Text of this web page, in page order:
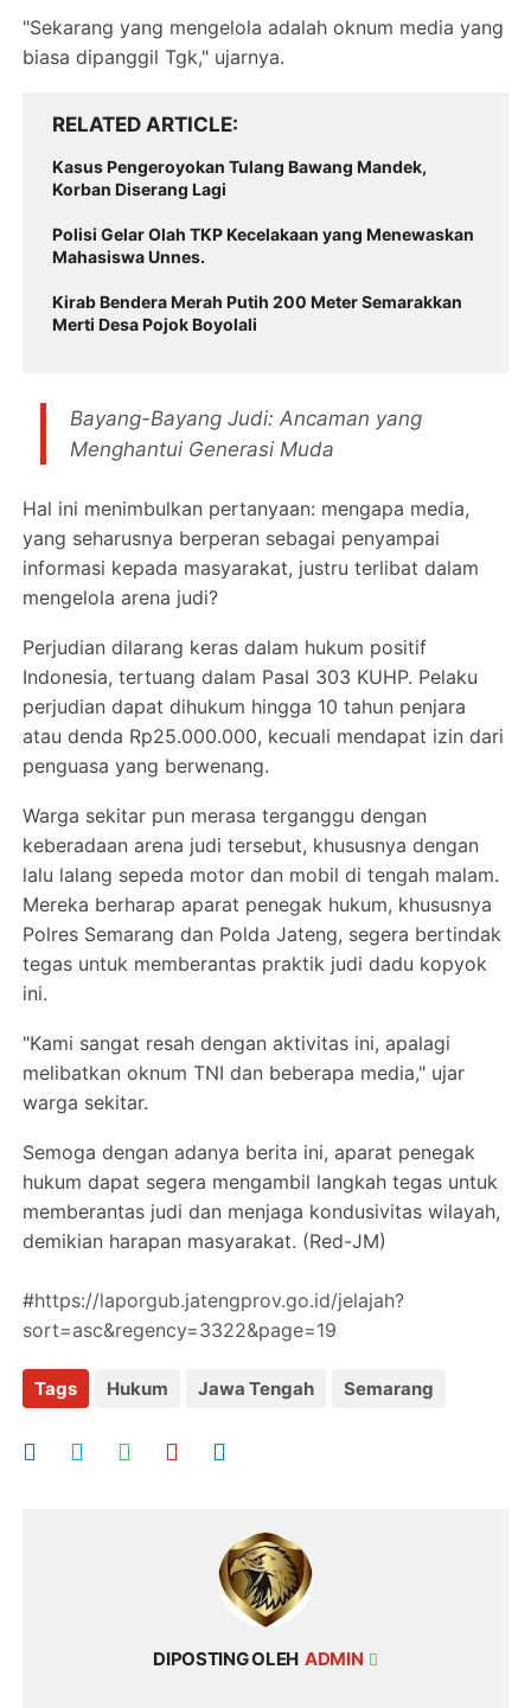
"Sekarang yang mengelola adalah oknum media yang
biasa dipanggil Tgk," ujarnya.
RELATED ARTICLE
Kasus Pengeroyokan Tulang Bawang Mandek,
Korban Diserang Lagi
Polisi Gelar Olah TKP Kecelakaan yang Menewaskan
Mahasiswa Unnes.
Kirab Bendera Merah Putih 200 Meter Semarakkan
Merti Desa Pojok Boyolali
Bayang-Bayang Judi: Ancaman yang
Menghantui Generasi Muda
Hal ini menimbulkan pertanyaan: mengapa media,
yang seharusnya berperan sebagai penyampai
informasi kepada masyarakat, justru terlibat dalam
mengelola arena judi?
Perjudian dilarang keras dalam hukum positif
Indonesia, tertuang dalam Pasal 303 KUHP. Pelaku
perjudian dapat dihukum hingga 10 tahun penjara
atau denda Rp25.000.000, kecuali mendapat izin dari
penguasa yang berwenang.
Warga sekitar pun merasa terganggu dengan
keberadaan arena judi tersebut, khususnya dengan
lalu lalang sepeda motor dan mobil di tengah malam.
Mereka berharap aparat penegak hukum, khususnya
Polres Semarang dan Polda Jateng, segera bertindak
tegas untuk memberantas praktik judi dadu kopyok
ini.
"Kami sangat resah dengan aktivitas ini, apalagi
melibatkan oknum TNI dan beberapa media," ujar
warga sekitar.
Semoga dengan adanya berita ini, aparat penegak
hukum dapat segera mengambil langkah tegas untuk
memberantas judi dan menjaga kondusivitas wilayah,
demikian harapan masyarakat. (Red-JM)
#https://laporgub.jatengprov.go.id/jelajah?
sort=asc&regency=3322&page=19
Tags Hukum Jawa Tengah Semarang
DIPOSTING OLEH ADMIN